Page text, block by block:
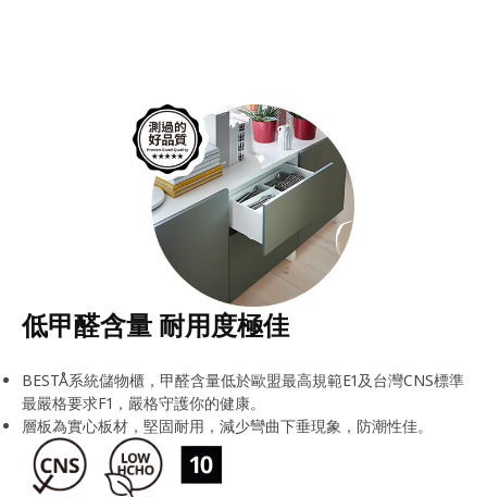
低甲醛含量 耐用度極佳
BESTÅ系統儲物櫃，甲醛含量低於歐盟最高規範E1及台灣CNS標準
最嚴格要求F1，嚴格守護你的健康。
層板為實心板材，堅固耐用，減少彎曲下垂現象，防潮性佳。